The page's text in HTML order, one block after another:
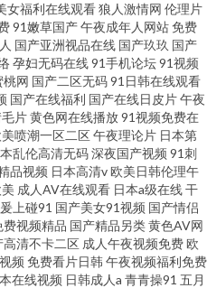
女福利在线观看狼人激情网 伦理片
91嫩草国产午夜成年人网站免费
国产亚洲视品在线 国产玖玖 国产
孕妇无码在线91手机论坛91视频
桃网 国产二区无码91日韩在线观看
国产在线福利 国产在线日皮片午夜
片黄色网在线播放91视频免费在
喷潮一区二区午夜理论片 日本第
乱伦高清无码深夜国产视频 91刺
品视频 日本高清v欧美日韩伦理午
成人AV在线观看 日本a级在线干
爰上碰91 国产美女91视频 国产情侣
费视频精品 国产精品另类黄色AV网
高清不卡二区 成人午夜视频免费欧
频 免费看片日韩午夜视频福利免费
在线视频 日韩成人a 青青操91 五月